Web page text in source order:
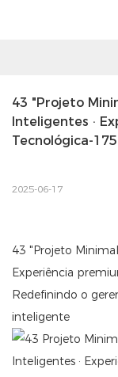
43 "Projeto
Inteligentes ·
Tecnológica-
2025-06-17
43 "Projeto
Experiência
Redefinindo o
inteligente